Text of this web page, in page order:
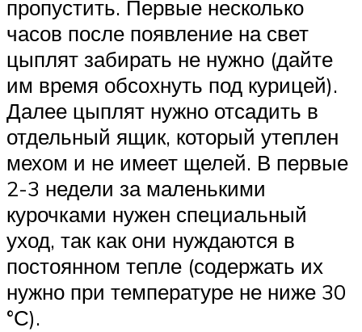
пропустить. Первые несколько
часов после появление на свет
цыплят забирать не нужно (дайте
им время обсохнуть под курицей).
Далее цыплят нужно отсадить в
отдельный ящик, который утеплен
мехом и не имеет щелей. В первые
2-3 недели за маленькими
курочками нужен специальный
уход, так как они нуждаются в
постоянном тепле (содержать их
нужно при температуре не ниже 30
°С).